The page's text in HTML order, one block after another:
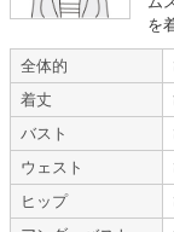
【一緒に注文した商品
Sweet As
を
全体的
着丈
バスト
ウェスト
ヒップ